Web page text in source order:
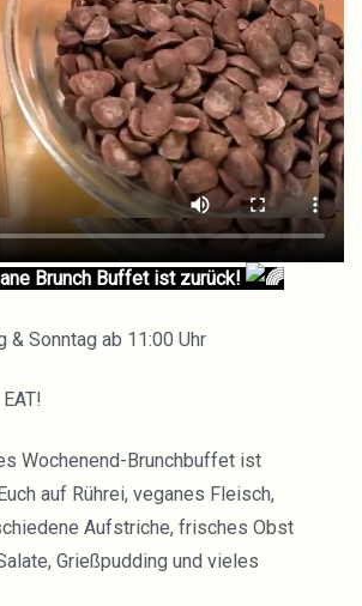
Brunch Buffet ist zurück!
& Sonntag ab 11:00 Uhr
Wochenend-Brunchbuffet ist
auf Rührei, veganes Fleisch,
Aufstriche, frisches Obst
Grießpudding und vieles